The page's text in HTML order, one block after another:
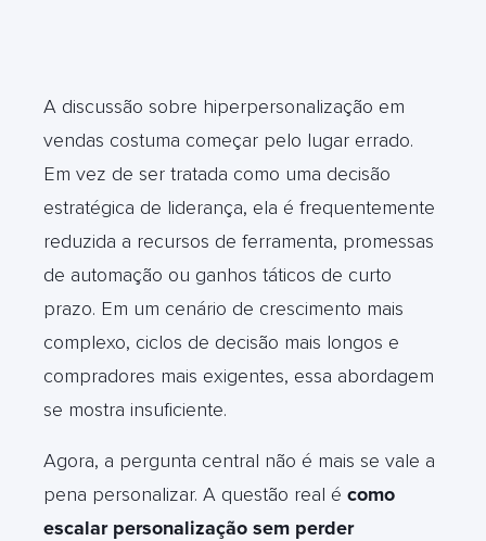
A discussão sobre hiperpersonalização em
vendas costuma começar pelo lugar errado.
Em vez de ser tratada como uma decisão
estratégica de liderança, ela é frequentemente
reduzida a recursos de ferramenta, promessas
de automação ou ganhos táticos de curto
prazo. Em um cenário de crescimento mais
complexo, ciclos de decisão mais longos e
compradores mais exigentes, essa abordagem
se mostra insuficiente.
Agora, a pergunta central não é mais se vale a
pena personalizar. A questão real é como
escalar personalização sem perder